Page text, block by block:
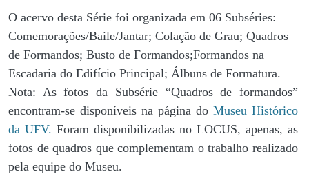
O acervo desta Série foi organizada em 06 Subséries:
Comemorações/Baile/Jantar; Colação de Grau; Quadros
de Formandos; Busto de Formandos;Formandos na
Escadaria do Edifício Principal; Álbuns de Formatura.
Nota: As fotos da Subsérie “Quadros de formandos”
encontram-se disponíveis na página do Museu Histórico
da UFV. Foram disponibilizadas no LOCUS, apenas, as
fotos de quadros que complementam o trabalho realizado
pela equipe do Museu.